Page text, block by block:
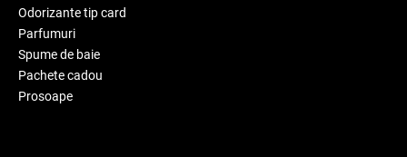
Odorizante tip card
Parfumuri
Spume de baie
Pachete cadou
Prosoape